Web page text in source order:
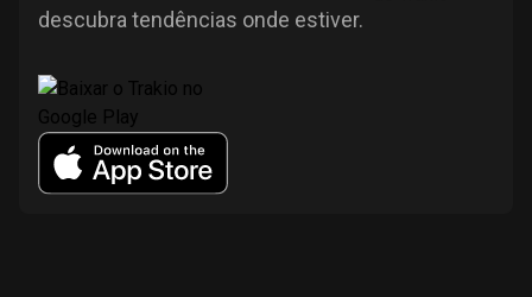
descubra tendências onde estiver.